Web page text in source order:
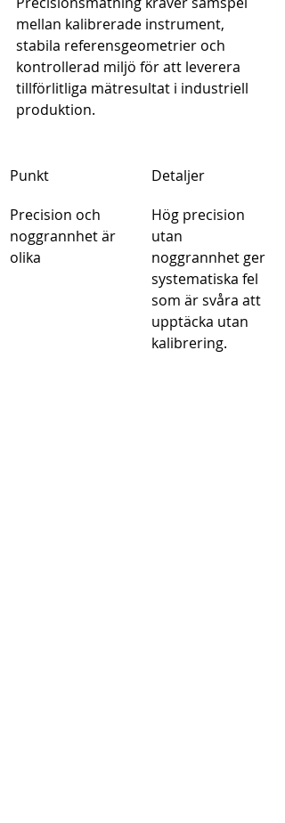
mellan kalibrerade instrument,
stabila referensgeometrier och
kontrollerad miljö för att leverera
tillförlitliga mätresultat i industriell
produktion.
Punkt
Detaljer
Precision och
noggrannhet är
olika
Hög precision
utan
noggrannhet ger
systematiska fel
som är svåra att
upptäcka utan
kalibrering.